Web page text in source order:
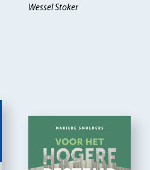
Wessel Stoker